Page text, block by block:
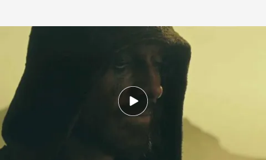
‘Assassin’s Creed’, el martes a las 21:45 h.
bemad.es
04 NOV 2022 - 10:59h.
La película es una adaptación libre de la famosa